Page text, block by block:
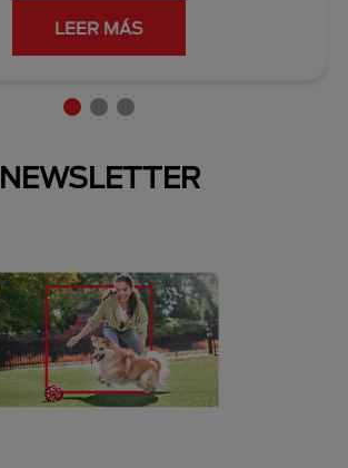
LEER MÁS
NEWSLETTER